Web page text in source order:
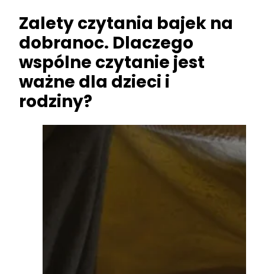
Zalety czytania bajek na
dobranoc. Dlaczego
wspólne czytanie jest
ważne dla dzieci i
rodziny?